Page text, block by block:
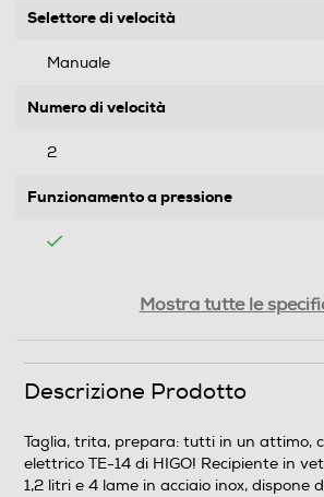
Selettore di velocità
Manuale
Numero di velocità
2
Funzionamento a pressione
Altre funzioni
Mostra tutte le
Descrizione Prodotto
Taglia, trita, prepara: tutti in un attimo,
elettrico TE-14 di HIGO! Recipiente in
1,2 litri e 4 lame in acciaio inox, dispone